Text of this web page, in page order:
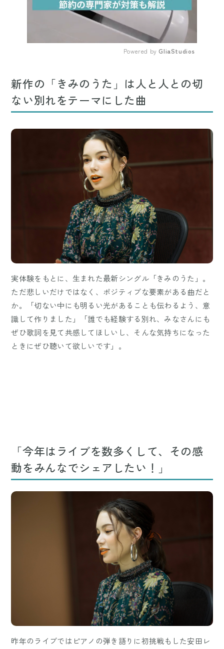
Powered by GliaStudios
新作の「きみのうた」は人と人との切
ない別れをテーマにした曲
実体験をもとに、生まれた最新シングル「きみのうた」。
ただ悲しいだけではなく、ポジティブな要素がある曲だと
か。「切ない中にも明るい光があることも伝わるよう、意
識して作りました」「誰でも経験する別れ、みなさんにも
ぜひ歌詞を見て共感してほしいし、そんな気持ちになった
ときにぜひ聴いて欲しいです」。
「今年はライブを数多くして、その感
動をみんなでシェアしたい！」
昨年のライブではピアノの弾き語りに初挑戦もした安田レ